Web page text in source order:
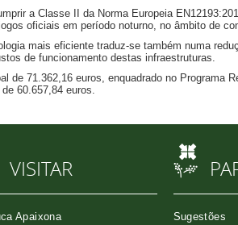
a Classe II da Norma Europeia
oficiais em período noturno, no âmbito de
mais eficiente traduz-se também numa
de funcionamento destas infraestruturas.
de 71.362,16 euros, enquadrado no Programa
60.657,84 euros.
VISITAR
Apaixona
Sugestões